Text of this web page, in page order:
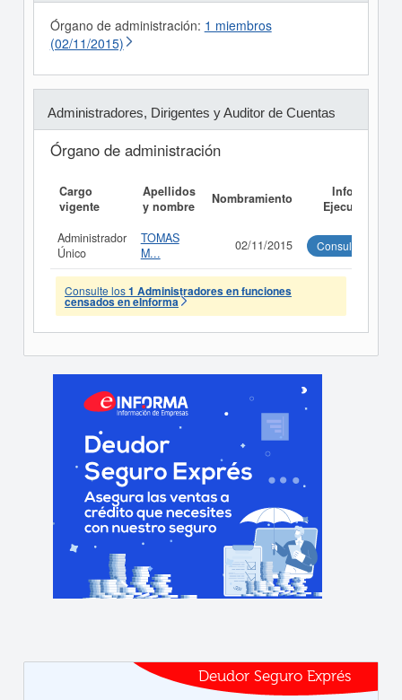
Órgano de administración: 1 miembros
(02/11/2015)
Administradores, Dirigentes y Auditor de Cuentas
Órgano de administración
Cargo
vigente
Apellidos
y nombre
Nombramiento
Informe
Ejecutivo
Administrador
Único
TOMAS
M...
02/11/2015 Consultar
Consulte los1 Administradores en funciones
censados en eInforma
Deudor Seguro Exprés